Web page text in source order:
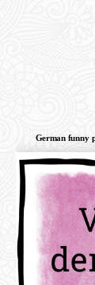
German funny